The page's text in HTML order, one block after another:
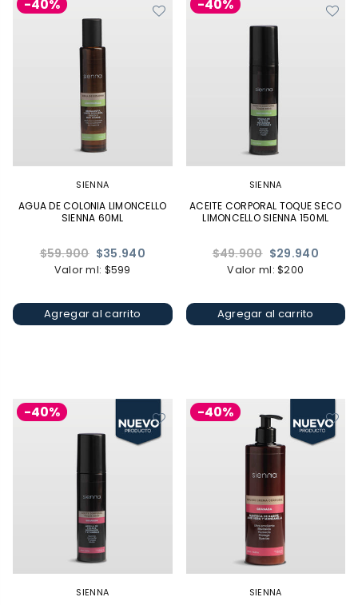
-40%
SIENNA
AGUA DE COLONIA LIMONCELLO
SIENNA 60ML
Precio
habitual
$59.900 $35.940
Valor ml: $599
Agregar al carrito
-40%
SIENNA
ACEITE CORPORAL TOQUE SECO
LIMONCELLO SIENNA 150ML
Precio
habitual
$49.900 $29.940
Valor ml: $200
Agregar al carrito
-40%
SIENNA
-40%
SIENNA